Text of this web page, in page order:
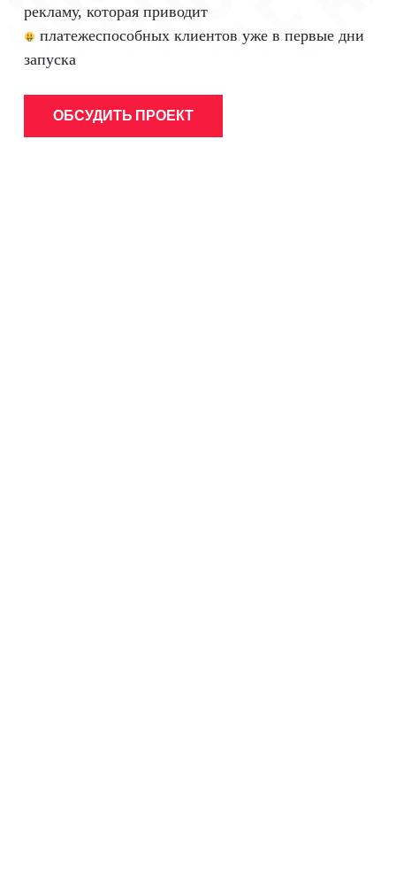
рекламу, которая приводит
платежеспособных клиентов уже в первые дни
запуска
ОБСУДИТЬ ПРОЕКТ